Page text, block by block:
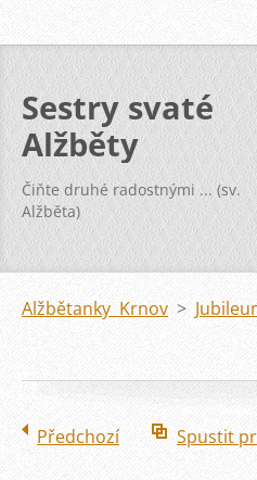
Sestry svaté
Alžběty
Čiňte druhé radostnými ... (sv.
Alžběta)
Alžbětanky Krnov >
Předchozí Spustit